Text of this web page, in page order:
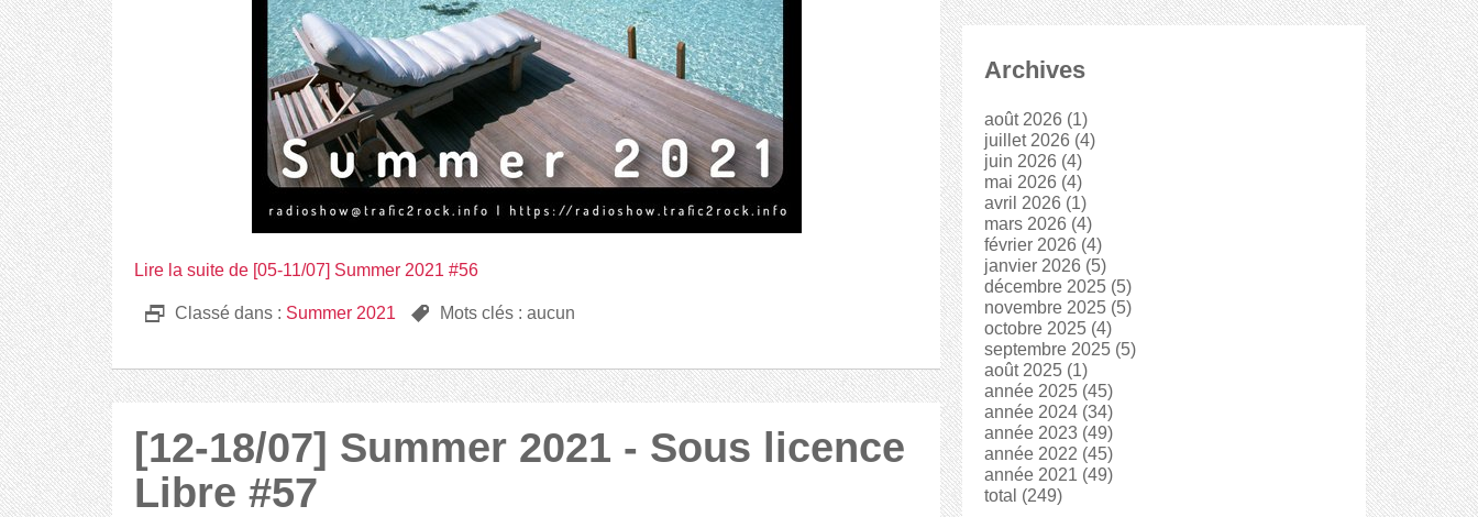
Lire la suite de [05-11/07] Summer 2021 #56
D Classé dans : Summer 2021 , Mots clés : aucun
[12-18/07] Summer 2021 - Sous licence
Libre #57
Archives
août 2026 (1)
juillet 2026 (4)
juin 2026 (4)
mai 2026 (4)
avril 2026 (1)
mars 2026 (4)
février 2026 (4)
janvier 2026 (5)
décembre 2025 (5)
novembre 2025 (5)
octobre 2025 (4)
septembre 2025 (5)
août 2025 (1)
année 2025 (45)
année 2024 (34)
année 2023 (49)
année 2022 (45)
année 2021 (49)
total (249)